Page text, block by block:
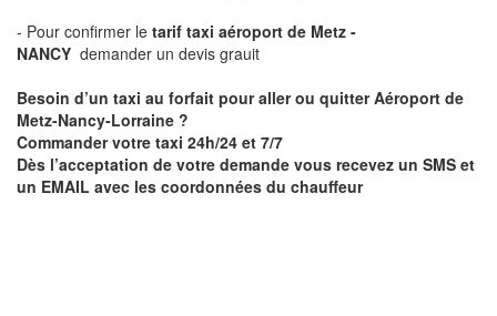
- Pour confirmer le tarif taxi aéroport de Metz -
NANCY demander un devis grauit
Besoin d’un taxi au forfait pour aller ou quitter Aéroport de
Metz-Nancy-Lorraine ?
Commander votre taxi 24h/24 et 7/7
Dès l’acceptation de votre demande vous recevez un SMS et
un EMAIL avec les coordonnées du chauffeur